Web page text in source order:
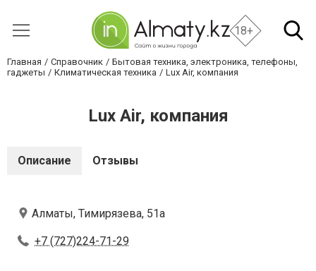
18+
Главная Справочник
Бытовая техника, электроника, телефоны,
гаджеты
Климатическая техника Lux Air, компания
Lux Air, компания
Описание Отзывы
Алматы, Тимирязева, 51а
+7 (727)224-71-29